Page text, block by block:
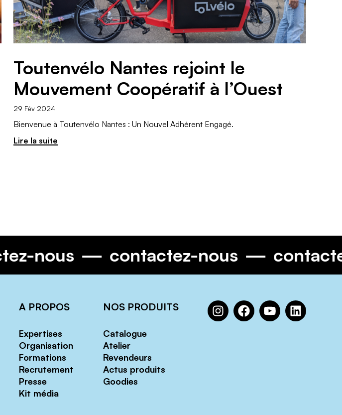
Toutenvélo Nantes rejoint le
Mouvement Coopératif à l’Ouest
29 Fév 2024
Bienvenue à Toutenvélo Nantes : Un Nouvel Adhérent Engagé.
Lire la suite
nous contactez-nous
A PROPOS
Expertises
Organisation
Formations
Recrutement
Presse
Kit média
NOS PRODUITS
Catalogue
Atelier
Revendeurs
Actus produits
Goodies